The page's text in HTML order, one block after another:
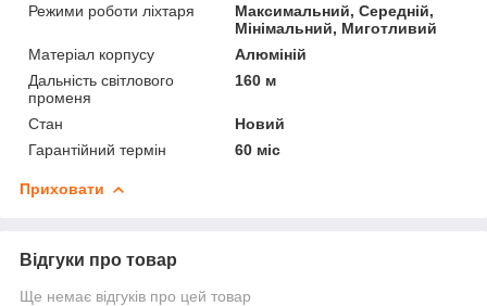
Режими роботи ліхтаря
Максимальний, Середній,
Мінімальний, Миготливий
Матеріал корпусу
Алюміній
Дальність світлового
променя
160 м
Стан
Новий
Гарантійний термін
60 міс
Приховати
Відгуки про товар
Ще немає відгуків про цей товар